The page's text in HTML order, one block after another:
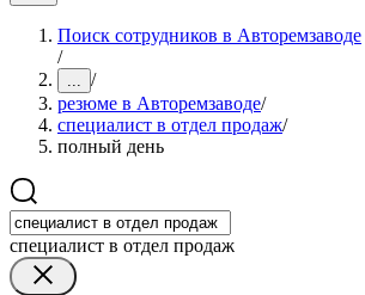
Поиск сотрудников в Авторемзаводе
/
... /
резюме в Авторемзаводе/
специалист в отдел продаж/
полный день
специалист в отдел продаж